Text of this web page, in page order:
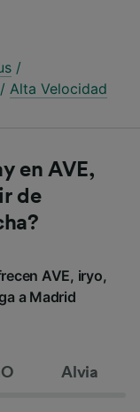
/
/ Alta Velocidad
en AVE,
de
AVE, iryo,
a Madrid
Alvia